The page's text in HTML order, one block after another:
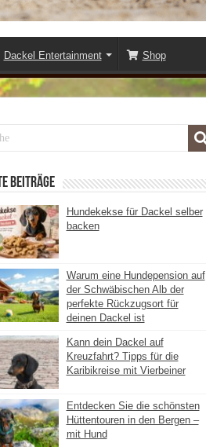
Dackel Entertainment Shop
Beiträge
Hundekekse für Dackel selber
backen
Warum eine Hundepension auf
der Schwäbischen Alb der
perfekte Rückzugsort für
deinen Dackel ist
Kann dein Dackel auf
Kreuzfahrt? Tipps für die
Karibikreise mit Vierbeiner
Entdecken Sie die schönsten
Hüttentouren in den Bergen –
mit Hund